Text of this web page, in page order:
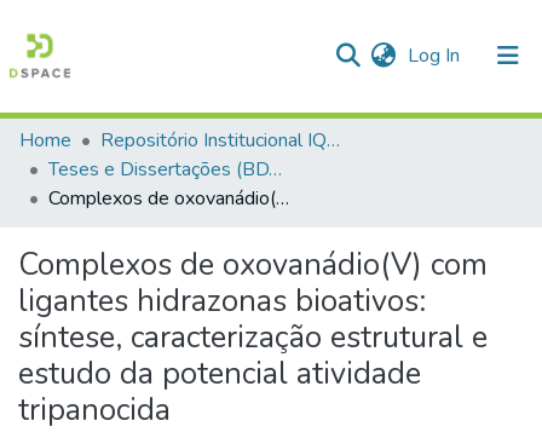
Log In (current)
Communities & Collections
All of DSpace
Statistics
Home
Repositório Institucional IQSC
Teses e Dissertações (BDTD USP)
Complexos de oxovanádio(V) com ligantes hidrazonas bioativos: síntese, caracterização estrutural e estudo da potencial atividade tripanocida
Complexos de oxovanádio(V) com
ligantes hidrazonas bioativos:
síntese, caracterização estrutural e
estudo da potencial atividade
tripanocida